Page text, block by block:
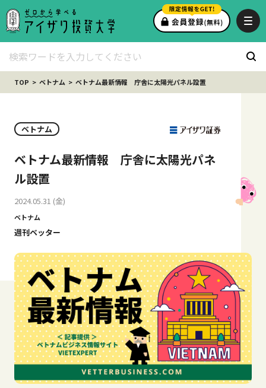
TOP ベトナム ベトナム最新情報 庁舎に太陽光パネル設置
ベトナム
ベトナム最新情報 庁舎に太陽光パネ
ル設置
2024.05.31 (金)
ベトナム
週刊ベッター